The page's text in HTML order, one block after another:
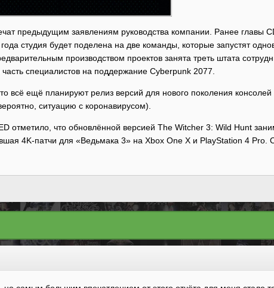
предыдущим заявлениям руководства компании. Ранее главы
студия будет поделена на две команды, которые запустят
производством проектов занята треть штата
специалистов на поддержание Cyberpunk 2077.
всё ещё планируют релиз версий для нового поколения
ситуацию с коронавирусом).
отметило, что обновлённой версией The Witcher 3: Wild Hunt
4K-патчи для «Ведьмака 3» на Xbox One X и PlayStation 4 Pro.